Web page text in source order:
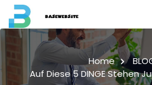
Home
Auf Diese 5 DINGE Stehen